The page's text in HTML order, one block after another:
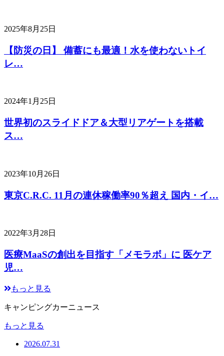
2025年8月25日
【防災の日】 備蓄にも最適！水を使わないトイ
レ…
2024年1月25日
世界初のスライドドア＆大型リアゲートを搭載
ス…
2023年10月26日
東京C.R.C. 11月の連休稼働率90％超え 国内・イ…
2022年3月28日
医療MaaSの創出を目指す「メモラボ」に 医ケア
児…
もっと見る
キャンピングカーニュース
もっと見る
2026.07.31